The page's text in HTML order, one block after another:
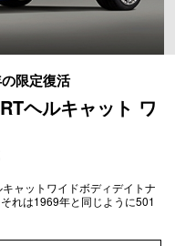
限定復活
ヘルキャット ワ
ャットワイドボディデイトナ
れは1969年と同じように501